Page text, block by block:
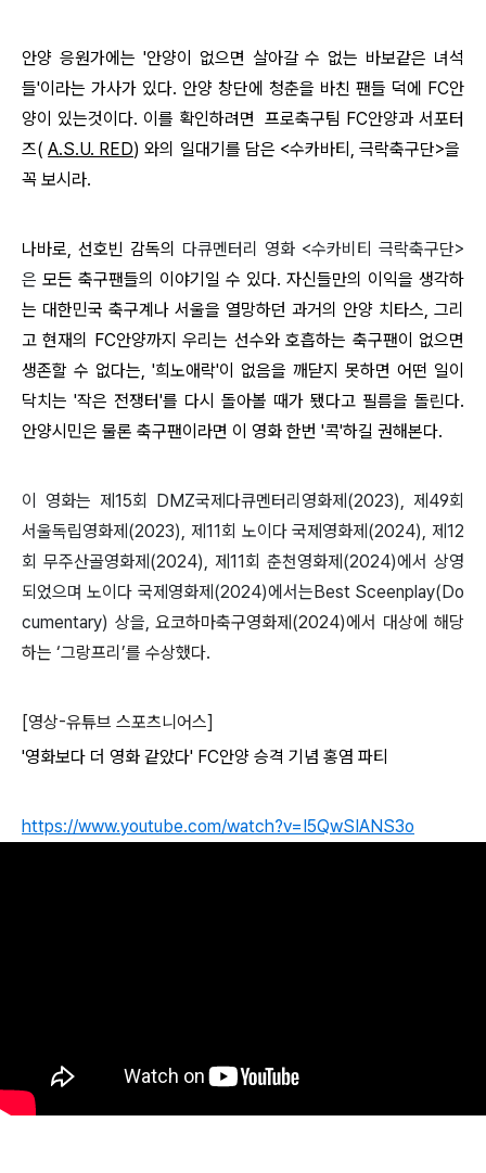
안양 응원가에는 '안양이 없으면 살아갈 수 없는 바보같은 녀석
들'이라는 가사가 있다. 안양 창단에 청춘을 바친 팬들 덕에 FC안
양이 있는것이다. 이를 확인하려면프로축구팀 FC안양과 서포터
즈(A.S.U. RED) 와의 일대기를 담은 <수카바티, 극락축구단>을
꼭 보시라.
나바로, 선호빈 감독의 다큐멘터리 영화 <수카비티 극락축구단>
은 모든 축구팬들의 이야기일 수 있다. 자신들만의 이익을 생각하
는 대한민국 축구계나 서울을 열망하던 과거의 안양 치타스, 그리
고 현재의 FC안양까지 우리는 선수와 호흡하는 축구팬이 없으면
생존할 수 없다는, '희노애락'이 없음을 깨닫지 못하면 어떤 일이
닥치는 '작은 전쟁터'를 다시 돌아볼 때가 됐다고 필름을 돌린다.
안양시민은 물론 축구팬이라면 이 영화 한번 '콕'하길 권해본다.
이 영화는 제15회 DMZ국제다큐멘터리영화제(2023), 제49회
서울독립영화제(2023), 제11회 노이다 국제영화제(2024), 제12
회 무주산골영화제(2024), 제11회 춘천영화제(2024)에서 상영
되었으며 노이다 국제영화제(2024)에서는Best Sceenplay(Do
cumentary) 상을, 요코하마축구영화제(2024)에서 대상에 해당
하는 ‘그랑프리 ’를 수상했다.
[영상-유튜브 스포츠니어스]
'영화보다 더 영화 같았다' FC안양 승격 기념 홍염 파티
https://www.youtube.com/watch?v=I5QwSIANS3o